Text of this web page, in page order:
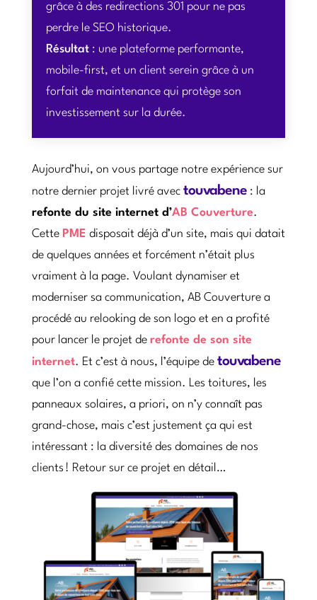
grâce à des redirections 301 pour ne pas
perdre le SEO historique.
Résultat: une plateforme performante,
mobile-first, et un client serein grâce à un
forfait de maintenance qui protège son
investissement sur la durée.
Aujourd’hui, on vous partage notre expérience sur
notre dernier projet livré avec touvabene : la
refonte du site internet d’AB Couverture.
Cette PME disposait déjà d’un site, mais qui datait
de quelques années et forcément n’était plus
vraiment à la page. Voulant dynamiser et
moderniser sa communication, AB Couverture a
procédé au relooking de son logo et en a profité
pour lancer le projet de refonte de son site
internet. Et c’est à nous, l’équipe de touvabene
que l’on a confié cette mission. Les toitures, les
panneaux solaires, a priori, on n’y connaît pas
grand-chose, mais c’est justement ça qui est
intéressant : la diversité des domaines de nos
clients ! Retour sur ce projet en détail…